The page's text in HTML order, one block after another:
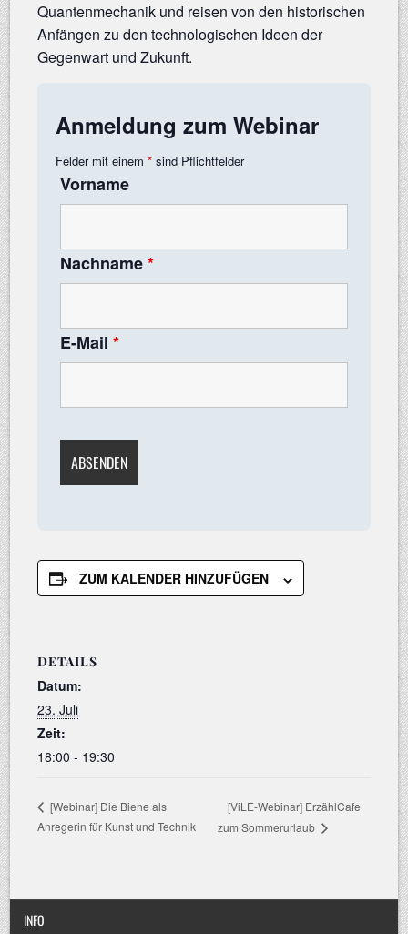
Quantenmechanik und reisen von den historischen
Anfängen zu den technologischen Ideen der
Gegenwart und Zukunft.
Anmeldung zum Webinar
Felder mit einem* sind Pflichtfelder
Vorname
Nachname*
E-Mail*
ZUM KALENDER HINZUFÜGEN
DETAILS
Datum:
23. Juli
Zeit:
18:00 - 19:30
[Webinar] Die Biene als
Anregerin für Kunst und Technik
[ViLE-Webinar] ErzählCafe
zum Sommerurlaub
INFO